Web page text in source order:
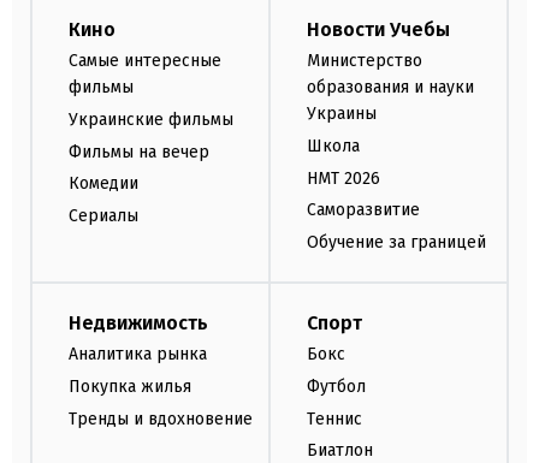
Кино
Самые интересные
фильмы
Украинские фильмы
Фильмы на вечер
Комедии
Сериалы
Новости Учебы
Министерство
образования и науки
Украины
Школа
НМТ 2026
Саморазвитие
Обучение за границей
Недвижимость
Аналитика рынка
Покупка жилья
Тренды и вдохновение
Спорт
Бокс
Футбол
Теннис
Биатлон